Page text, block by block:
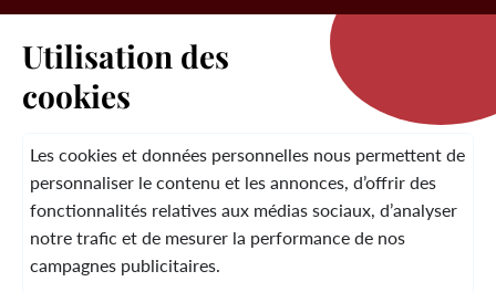
LA MARQUE
SERVICE CLIENT
Utilisation des
cookies
Les cookies et données personnelles nous permettent de
personnaliser le contenu et les annonces, d’offrir des
fonctionnalités relatives aux médias sociaux, d’analyser
notre trafic et de mesurer la performance de nos
campagnes publicitaires.